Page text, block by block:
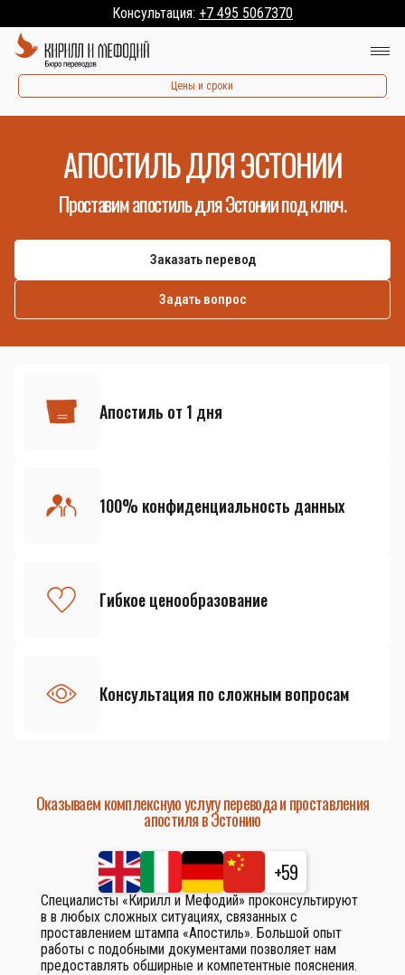
Консультация: +7 495 5067370
Цены и сроки
АПОСТИЛЬ ДЛЯ ЭСТОНИИ
Проставим апостиль для Эстонии под ключ.
Заказать перевод
Задать вопрос
Апостиль от 1 дня
100% конфиденциальность данных
Гибкое ценообразование
Консультация по сложным вопросам
Оказываем комплексную услугу перевода и проставления
апостиля в Эстонию
+59
Специалисты «Кирилл и Мефодий» проконсультируют
в в любых сложных ситуациях, связанных с
проставлением штампа «Апостиль». Большой опыт
работы с подобными документами позволяет нам
предоставлять обширные и компетентные пояснения.